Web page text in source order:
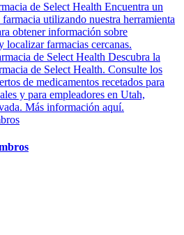
de Select Health Encuentra un
utilizando nuestra herramienta
obtener información sobre
localizar farmacias cercanas.
de Select Health Descubra la
de Select Health. Consulte los
de medicamentos recetados para
y para empleadores en Utah,
Más información aquí.